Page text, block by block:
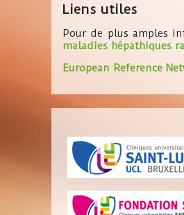
Liens utiles
Pour de plus amples
maladies hépathiques
European Reference